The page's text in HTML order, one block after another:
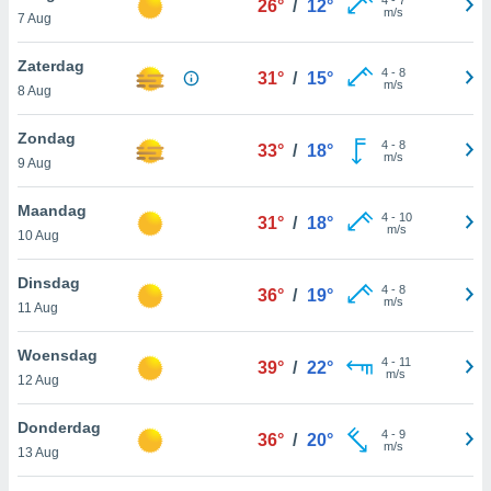
zien. U
en kunt
op elk
te klikken
onder
van
dat geval
u dat
die
7 Aug
26° / 12°
m/s
Zaterdag
8 Aug
31° / 15° 4- 8
m/s
Zondag
9 Aug
33° / 18° 4- 8
m/s
Maandag
10 Aug
31° / 18° 4- 10
m/s
Dinsdag
11 Aug
36° / 19° 4- 8
m/s
Woensdag
12 Aug
39° / 22° 4- 11
m/s
Donderdag
13 Aug
36° / 20° 4- 9
m/s